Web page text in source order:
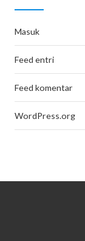
Masuk
Feed entri
Feed komentar
WordPress.org